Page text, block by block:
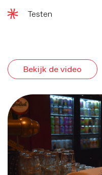
Testen
Bekijk de video